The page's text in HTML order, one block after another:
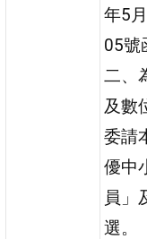
年5
05號
二、
及數
委請
優中
員」
選。